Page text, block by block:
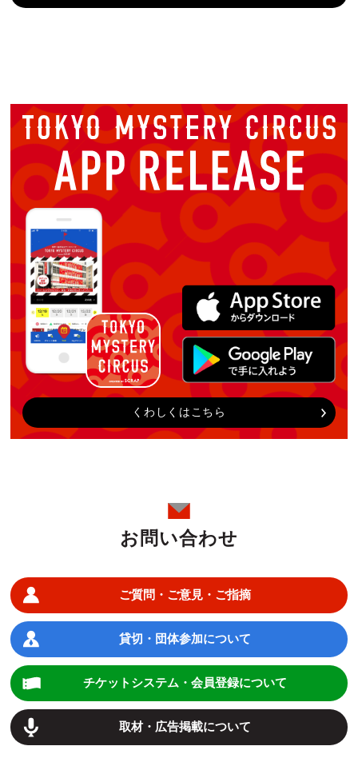
くわしくはこちら
お問い合わせ
ご質問・ご意見・ご指摘
貸切・団体参加について
チケットシステム・会員登録について
取材・広告掲載について